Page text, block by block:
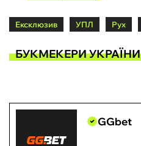
Ексклюзив УПЛ Рух
БУКМЕКЕРИ УКРАЇНИ
GGbet